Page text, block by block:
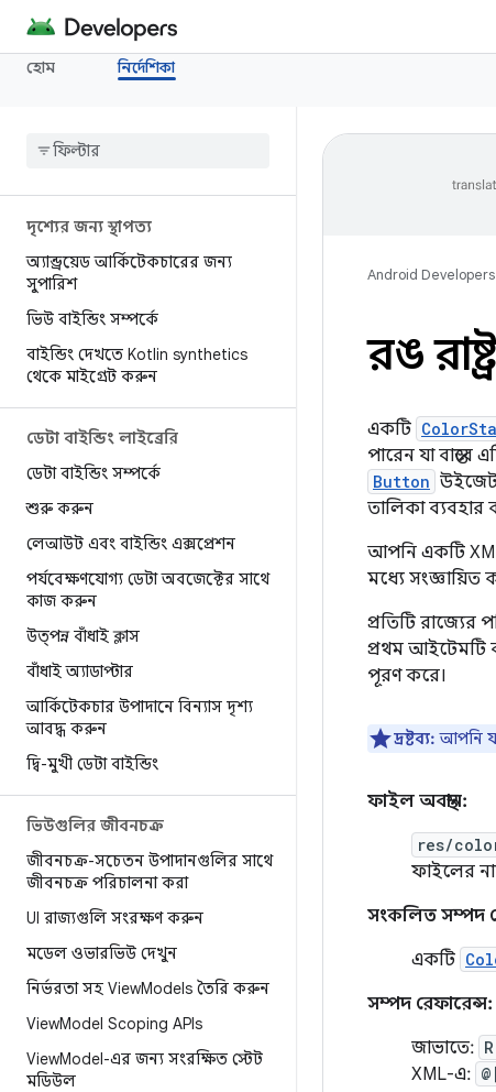
হোম নির্দেশিকা
দৃশ্যের জন্য স্থাপত্য
অ্যান্ড্রয়েড আর্কিটেকচারের জন্য
সুপারিশ
ভিউ বাইন্ডিং সম্পর্কে
বাইন্ডিং দেখতে Kotlin synthetics
থেকে মাইগ্রেট করুন
ডেটা বাইন্ডিং লাইব্রেরি
ডেটা বাইন্ডিং সম্পর্কে
শুরু করুন
লেআউট এবং বাইন্ডিং এক্সপ্রেশন
পর্যবেক্ষণযোগ্য ডেটা অবজেক্টের সাথে
কাজ করুন
উত্পন্ন বাঁধাই ক্লাস
বাঁধাই অ্যাডাপ্টার
আর্কিটেকচার উপাদানে বিন্যাস দৃশ্য
আবদ্ধ করুন
দ্বি-মুখী ডেটা বাইন্ডিং
ভিউগুলির জীবনচক্র
জীবনচক্র-সচেতন উপাদানগুলির সাথে
জীবনচক্র পরিচালনা করা
UI রাজ্যগুলি সংরক্ষণ করুন
মডেল ওভারভিউ দেখুন
নির্ভরতা সহ ViewModels তৈরি করুন
ViewModel Scoping APIs
ViewModel-এর জন্য সংরক্ষিত স্টেট
মডিউল
Android Developers
রঙ
একটি
পারেন যা বাস্তবে
Button উইজেট
তালিকা ব্যবহার
আপনি একটি XML
মধ্যে সংজ্ঞায়িত
প্রতিটি রাজ্যের
প্রথম আইটেমটি
পূরণ করে।
দ্রষ্টব্য: আপনি
ফাইল অবস্থান:
res/
ফাইলের
সংকলিত সম্পদ
একটি
সম্পদ রেফারেন্স:
জাভাতে:
XML-এ: